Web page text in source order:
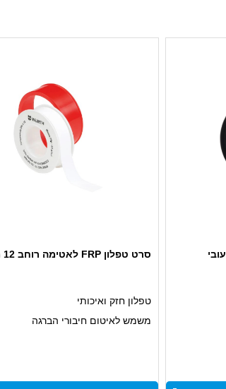
סרט טפלון FRP לאטימה רוחב 12 מ"מ
טפלון חזק ואיכותי
משמש לאיטום חיבורי הברגה